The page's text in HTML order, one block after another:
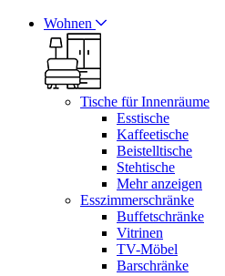
Wohnen
Tische für Innenräume
Esstische
Kaffeetische
Beistelltische
Stehtische
Mehr anzeigen
Esszimmerschränke
Buffetschränke
Vitrinen
TV-Möbel
Barschränke